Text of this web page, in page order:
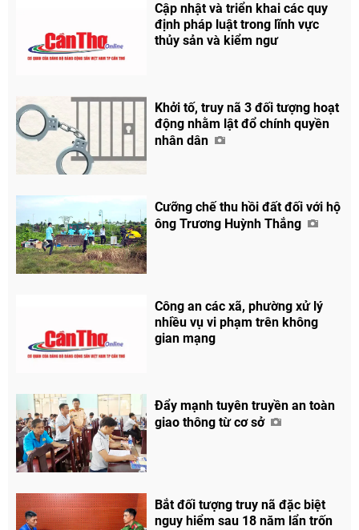
Cập nhật và triển khai các quy
định pháp luật trong lĩnh vực
thủy sản và kiểm ngư
Khởi tố, truy nã 3 đối tượng hoạt
động nhằm lật đổ chính quyền
nhân dân
Cưỡng chế thu hồi đất đối với hộ
ông Trương Huỳnh Thắng
Công an các xã, phường xử lý
nhiều vụ vi phạm trên không
gian mạng
Đẩy mạnh tuyên truyền an toàn
giao thông từ cơ sở
Bắt đối tượng truy nã đặc biệt
nguy hiểm sau 18 năm lẩn trốn